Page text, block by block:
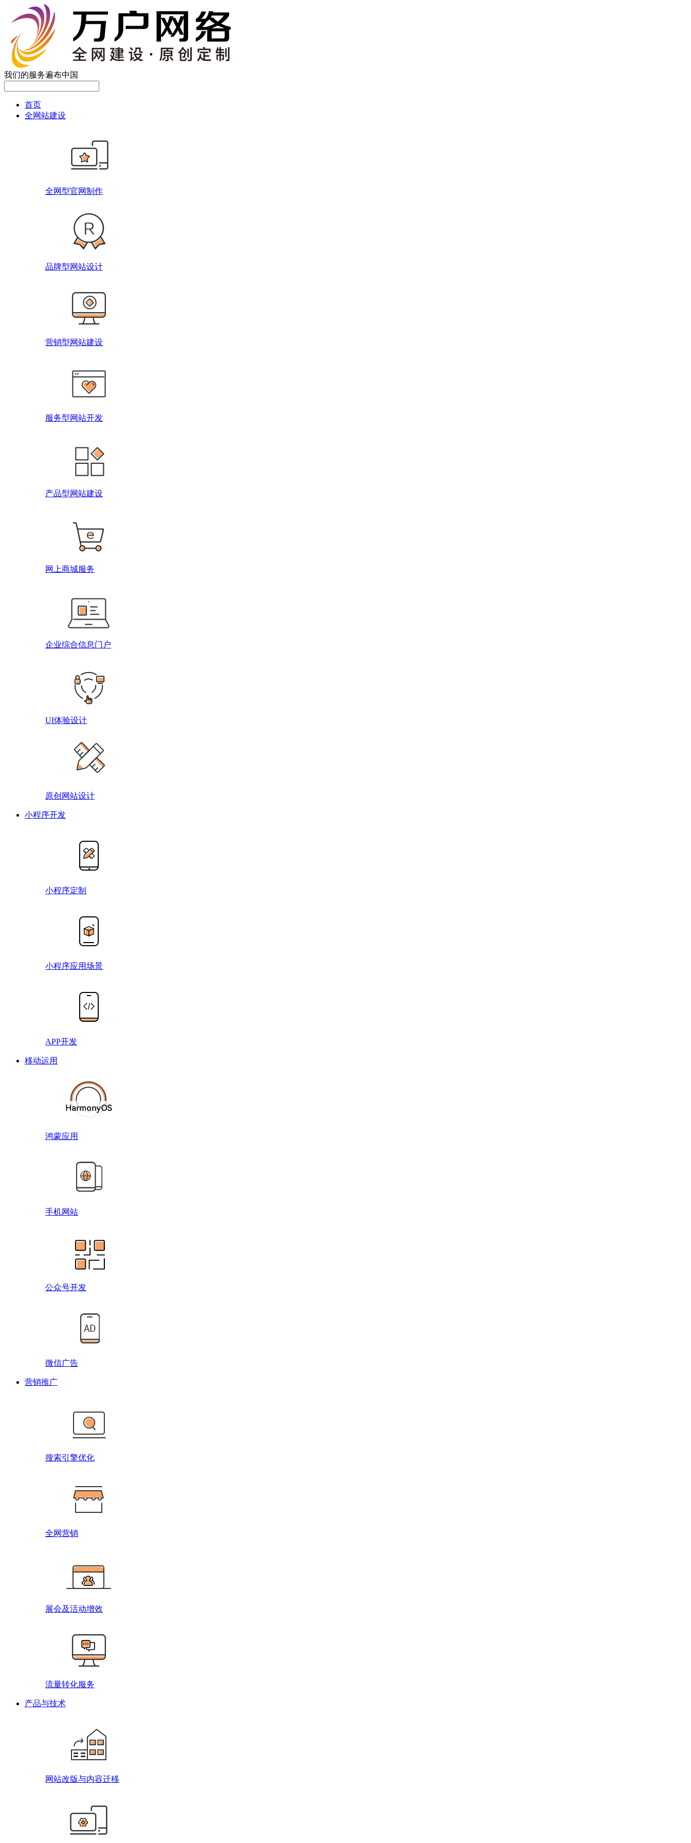
我们的服务遍布中国
首页
全网站建设
全网型官网制作
品牌型网站设计
营销型网站建设
服务型网站开发
产品型网站建设
网上商城服务
企业综合信息门户
UI体验设计
原创网站设计
小程序开发
小程序定制
小程序应用场景
APP开发
移动运用
鸿蒙应用
手机网站
公众号开发
微信广告
营销推广
搜索引擎优化
全网营销
展会及活动增效
流量转化服务
产品与技术
网站改版与内容迁移